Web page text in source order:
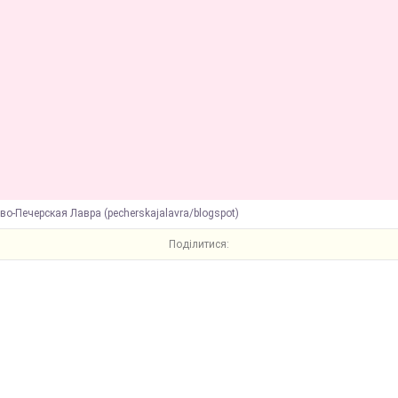
Печерская Лавра (pecherskajalavra/blogspot)
Поділитися: